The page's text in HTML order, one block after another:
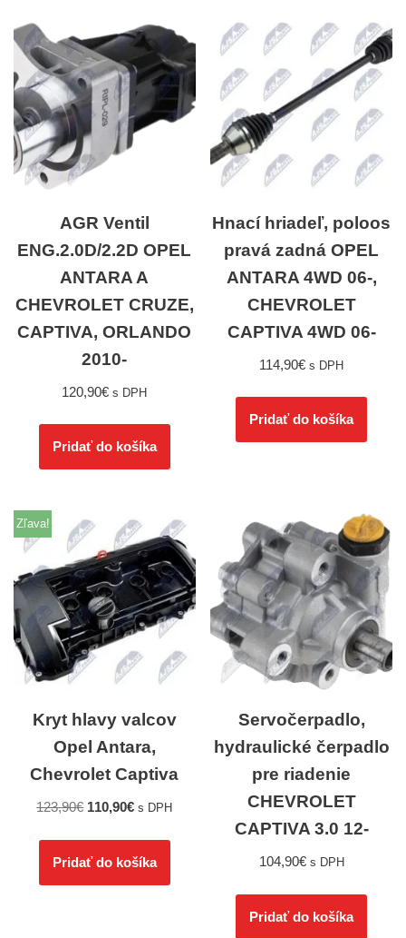
AGR Ventil
ENG.2.0D/2.2D OPEL
ANTARA A
CHEVROLET CRUZE,
CAPTIVA, ORLANDO
2010-
120,90€ s DPH
Pridať do košíka
Hnací hriadeľ, poloos
pravá zadná OPEL
ANTARA 4WD 06-,
CHEVROLET
CAPTIVA 4WD 06-
114,90€ s DPH
Pridať do košíka
Zľava!
Kryt hlavy valcov
Opel Antara,
Chevrolet Captiva
123,90€ 110,90€ s DPH
Pridať do košíka
Servočerpadlo,
hydraulické čerpadlo
pre riadenie
CHEVROLET
CAPTIVA 3.0 12-
104,90€ s DPH
Pridať do košíka